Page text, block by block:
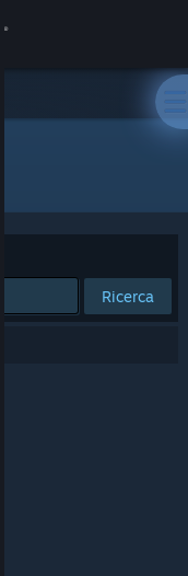
Ricerca